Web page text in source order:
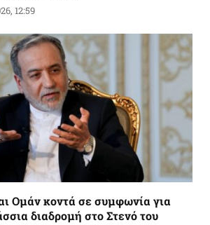
12:59
Ομάν κοντά σε συμφωνία για
διαδρομή στο Στενό του